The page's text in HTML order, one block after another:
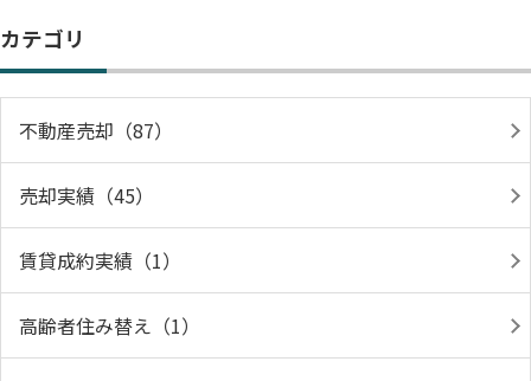
カテゴリ
不動産売却（87）
売却実績（45）
賃貸成約実績（1）
高齢者住み替え（1）